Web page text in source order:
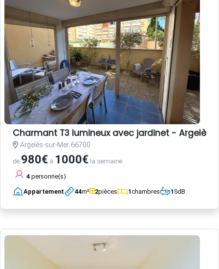
Charmant T3 lumineux avec jardinet - Argelès-
Argelès-sur-Mer 66700
de 980€ à 1000€ la semaine
4 personne(s)
Appartement 44m² 2pièces 1chambres 1SdB